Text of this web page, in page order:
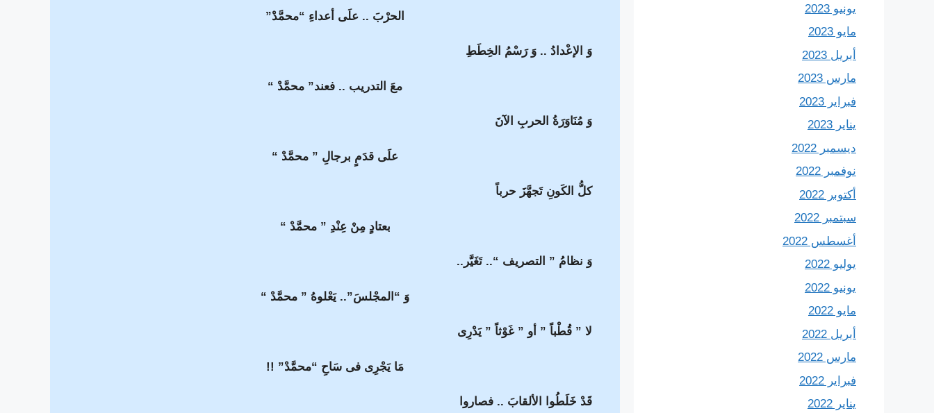
الحرْبَ .. علَى أعداءِ “محمَّدْ”
وَ الإعْدادُ .. وَ رَسْمُ الخِطَطِ
معَ التدريب .. فعند” محمَّدْ “
وَ مُنَاوَرَةُ الحربِ الآنَ
علَى قدَمٍ برجالِ ” محمَّدْ “
كلُّ الكَونِ تَجهَّزَ حرباً
بعتادٍ مِنْ عِنْدِ ” محمَّدْ “
وَ نظامُ ” التصريف “.. تَغَيَّر..
وَ “المجْلسَ”.. يَعْلوهُ ” محمَّدْ “
لا ” قُطْباً ” أو ” غَوْثاً ” يَدْرِى
مَا يَجْرِى فى سَاحِ “محمَّدْ” !!
قَدْ خَلَطُوا الألقابَ .. فصاروا
يونيو 2023
مايو 2023
أبريل 2023
مارس 2023
فبراير 2023
يناير 2023
ديسمبر 2022
نوفمبر 2022
أكتوبر 2022
سبتمبر 2022
أغسطس 2022
يوليو 2022
يونيو 2022
مايو 2022
أبريل 2022
مارس 2022
فبراير 2022
يناير 2022